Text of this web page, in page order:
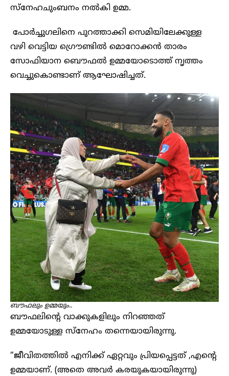
സ്നേഹചുംബനം നൽകി ഉമ്മ.
പോർച്ചുഗലിനെ പുറത്താക്കി സെമിയിലേക്കുള്ള
വഴി വെട്ടിയ ഗ്രൌണ്ടിൽ മൊറോക്കൻ താരം
സോഫിയാന ബൌഫൽ ഉമ്മയോടൊത്ത് നൃത്തം
വെച്ചുകൊണ്ടാണ് ആഘോഷിച്ചത്.
ബൗഫലും ഉമ്മയും..
ബൗഫലിന്റെ വാക്കുകളിലും നിറഞ്ഞത്
ഉമ്മയോടുള്ള സ്നേഹം തന്നെയായിരുന്നു.
“ജീവിതത്തിൽ എനിക്ക് ഏറ്റവും പ്രിയപ്പെട്ടത് ,എന്റെ
ഉമ്മയാണ്. (അതെ അവർ കരയുകയായിരുന്നു)